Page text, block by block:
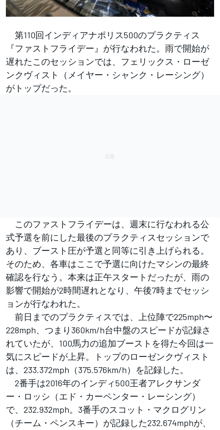
第110回インディアナポリス500のプラクティス
『ファストフライデー』が行なわれた。雨で開始が
遅れたこのセッションでは、フェリックス・ローゼ
ンクヴィスト（メイヤー・シャンク・レーシング）
がトップだった。
このファストフライデーは、週末に行なわれる公
式予選を前にした最後のプラクティスセッションで
あり、ブースト圧が予選と同等に引き上げられる。
そのため、各車はここで予選に向けたマシンの最終
確認を行なう。本来は正午スタートだったが、雨の
影響で開始が2時間遅れとなり、午後7時までセッシ
ョンが行なわれた。
前日までのプラクティスでは、上位陣で225mph〜
228mph、つまり360km/h台中盤のスピードが記録さ
れていたが、100馬力の追加ブーストを得た今回は一
気にスピードが上昇。トップのローゼンクヴィスト
は、233.372mph（375.576km/h）を記録した。
2番手は2016年のインディ500王者アレクサンダ
ー・ロッシ（エド・カーペンター・レーシング）
で、232.932mph。3番手のスコット・マクログリン
（チーム・ペンスキー）が記録した232.674mphが、